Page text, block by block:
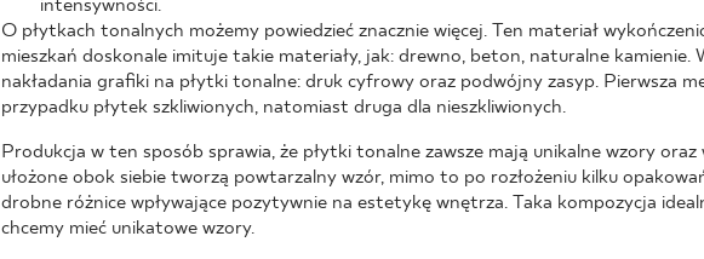
intensywności.
O płytkach tonalnych możemy powiedzieć znacznie więcej. Ten materiał
mieszkań doskonale imituje takie materiały, jak: drewno, beton, naturalne kamienie.
nakładania grafiki na płytki tonalne: druk cyfrowy oraz podwójny zasyp. Pierwsza
przypadku płytek szkliwionych, natomiast druga dla nieszkliwionych.
Produkcja w ten sposób sprawia, że płytki tonalne zawsze mają unikalne wzory
ułożone obok siebie tworzą powtarzalny wzór, mimo to po rozłożeniu kilku
drobne różnice wpływające pozytywnie na estetykę wnętrza. Taka kompozycja
chcemy mieć unikatowe wzory.